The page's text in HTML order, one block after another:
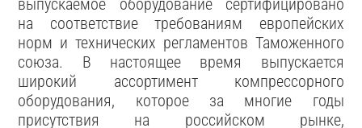
выпускаемое оборудование сертифицировано
на соответствие требованиям европейских
норм и технических регламентов Таможенного
союза. В настоящее время выпускается
широкий ассортимент компрессорного
оборудования, которое за многие годы
присутствия на российском рынке,